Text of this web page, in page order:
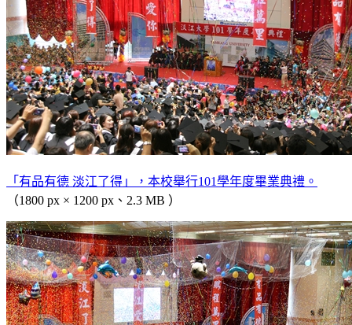
「有品有德 淡江了得」，本校舉行101學年度畢業典禮。
（1800 px × 1200 px、2.3 MB ）